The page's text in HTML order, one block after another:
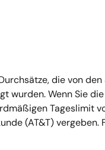
die von
wurden. Wenn Sie
Tageslimit
(AT&T) vergeben.